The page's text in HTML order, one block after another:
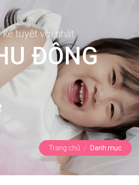
tuyệt vời nhất
ĐÔNG
Trang chủ / Danh mục